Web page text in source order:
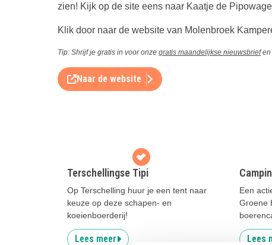
zien! Kijk op de site eens naar Kaatje de
Klik door naar de website van Molenbroek
Tip: Shrijf je gratis in voor onze gratis maandelijkse nieuwsbriefen
Naar de website
Terschellingse Tipi
Op Terschelling huur je een tent naar
keuze op deze schapen- en
koeienboerderij!
Lees meer
Een
Groene
Lees